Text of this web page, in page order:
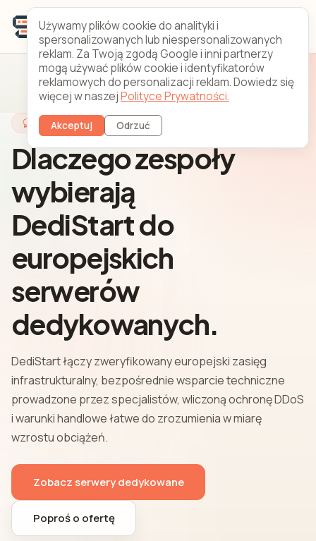
Dlaczego DediStart
Dlaczego zespoły
wybierają
DediStart do
europejskich
serwerów
dedykowanych.
DediStart łączy zweryfikowany europejski zasięg
infrastrukturalny, bezpośrednie wsparcie techniczne
prowadzone przez specjalistów, wliczoną ochronę DDoS
i warunki handlowe łatwe do zrozumienia w miarę
wzrostu obciążeń.
Zobacz serwery dedykowane
Poproś o ofertę
Używamy plików cookie do analityki i
spersonalizowanych lub niespersonalizowanych
reklam. Za Twoją zgodą Google i inni partnerzy
mogą używać plików cookie i identyfikatorów
reklamowych do personalizacji reklam. Dowiedz się
więcej w naszejPolityce Prywatności.
Akceptuj Odrzuć